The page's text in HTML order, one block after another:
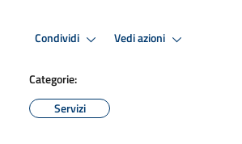
Condividi Vedi azioni
Categorie:
Servizi